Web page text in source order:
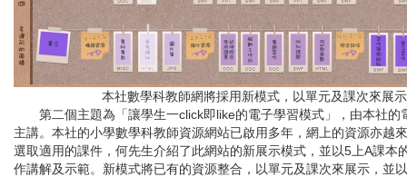
本社數學科教師網將採用新模式，以單元及課次來展
第二個主題為「讓學生一click即like的電子學習模式」，由本社的
主講。本社的小學數學科教師資源網站已啟用多年，網上的資源亦越
選取適用的課件，何先生介紹了此網站的新展示模式，並以5上A課本
作講解及示範。新模式將已有的資源整合，以單元及課次來展示，並